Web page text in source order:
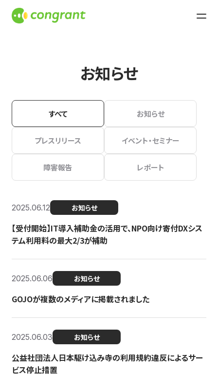
お知らせ
すべて お知らせ
プレスリリース イベント・セミナー
障害報告 レポート
2025.06.12 お知らせ
【受付開始】IT導入補助金の活用で、NPO向け寄付DXシス
テム利用料の最大2/3が補助
2025.06.06 お知らせ
GOJOが複数のメディアに掲載されました
2025.06.03 お知らせ
公益社団法人日本駆け込み寺の利用規約違反によるサー
ビス停止措置